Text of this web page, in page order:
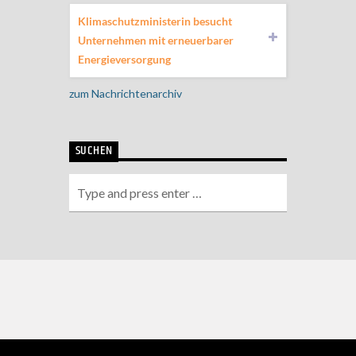
Klimaschutzministerin besucht
Unternehmen mit erneuerbarer
Energieversorgung
zum Nachrichtenarchiv
SUCHEN